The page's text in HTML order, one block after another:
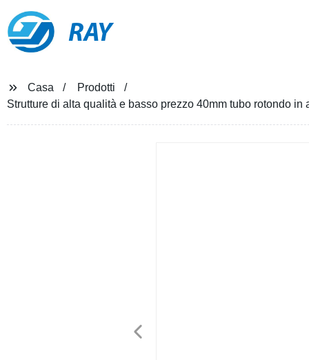
RAY
Casa
Prodotti
Strutture di alta qualità e basso prezzo 40mm tubo rotondo